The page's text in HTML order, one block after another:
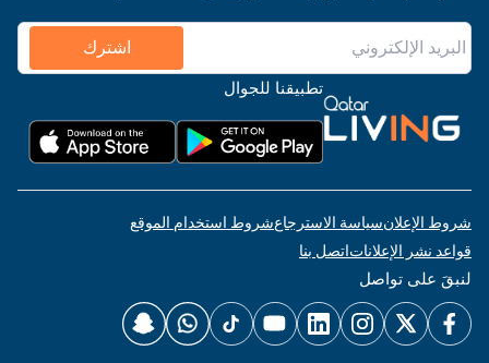
اشترك
تطبيقنا للجوال
شروط الإعلانسياسة الاسترجاعشروط استخدام الموقع
قواعد نشر الإعلاناتاتصل بنا
لنبقَ على تواصل